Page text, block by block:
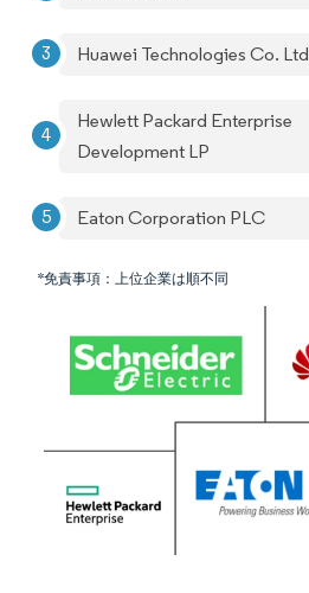
Huawei Technologies Co. Ltd
Hewlett Packard Enterprise
Development LP
Eaton Corporation PLC
*免責事項：上位企業は順不同